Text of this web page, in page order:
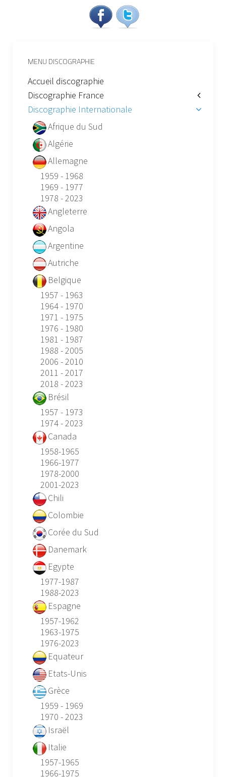
MENU DISCOGRAPHIE
Accueil discographie
Discographie France
Discographie Internationale
Afrique du Sud
Algérie
Allemagne
1959 - 1968
1969 - 1977
1978 - 2023
Angleterre
Angola
Argentine
Autriche
Belgique
1957 - 1963
1964 - 1970
1971 - 1975
1976 - 1980
1981 - 1987
1988 - 2005
2006 - 2010
2011 - 2017
2018 - 2023
Brésil
1957 - 1973
1974 - 2023
Canada
1958-1965
1966-1977
1978-2000
2001-2023
Chili
Colombie
Corée du Sud
Danemark
Egypte
1977-1987
1988-2023
Espagne
1957-1962
1963-1975
1976-2023
Equateur
Etats-Unis
Grèce
1959 - 1969
1970 - 2023
Israël
Italie
1957-1965
1966-1975